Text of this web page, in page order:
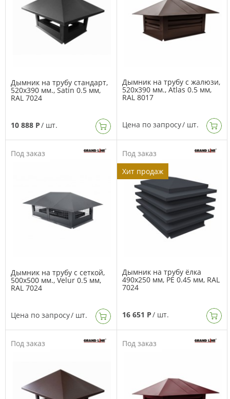
Дымник на трубу стандарт,
520х390 мм., Satin 0.5 мм,
RAL 7024
10 888 Р/ шт.
Дымник на трубу с жалюзи,
520х390 мм., Atlas 0.5 мм,
RAL 8017
Цена по запросу/ шт.
Под заказ
Дымник на трубу с сеткой,
500х500 мм., Velur 0.5 мм,
RAL 7024
Цена по запросу/ шт.
Под заказ
Хит продаж
Дымник на трубу ёлка
490х250 мм, PE 0.45 мм, RAL
7024
16 651 Р/ шт.
Под заказ Под заказ